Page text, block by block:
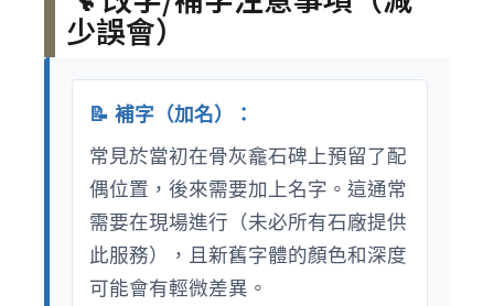
少誤會）
📝 補字（加名）：
常見於當初在骨灰龕石碑上預留了配
偶位置，後來需要加上名字。這通常
需要在現場進行（未必所有石廠提供
此服務），且新舊字體的顏色和深度
可能會有輕微差異。